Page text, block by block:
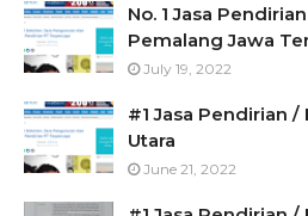
No. 1 Jasa
Pemalang Jawa
July 19, 2022
#1 Jasa Pendirian /
Utara
June 21, 2022